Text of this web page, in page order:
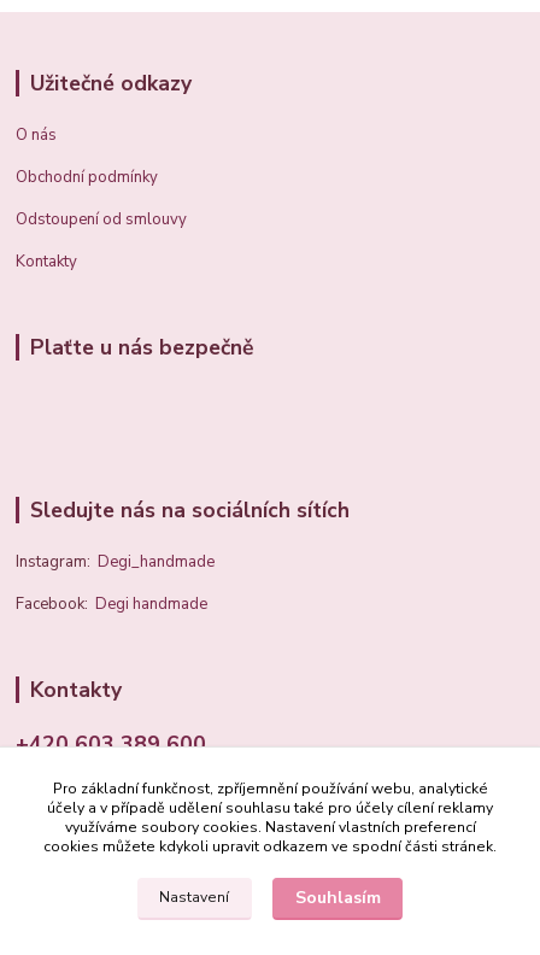
Užitečné odkazy
O nás
Obchodní podmínky
Odstoupení od smlouvy
Kontakty
Plaťte u nás bezpečně
Sledujte nás na sociálních sítích
Instagram:Degi_handmade
Facebook:Degi handmade
Kontakty
+420 603 389 600
info@degi.cz
Pro základní funkčnost, zpříjemnění používání webu, analytické
účely a v případě udělení souhlasu také pro účely cílení reklamy
využíváme soubory cookies. Nastavení vlastních preferencí
cookies můžete kdykoli upravit odkazem ve spodní části stránek.
Nastavení Souhlasím